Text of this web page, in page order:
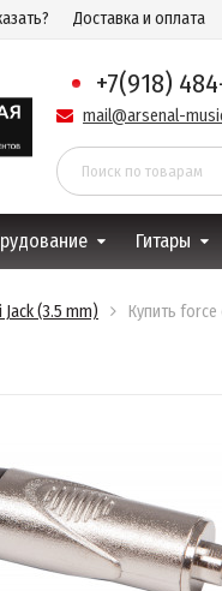
Доставка и оплата
+7(918)
mail@arsenal-
Гитары
Jack (3.5 mm) Купить